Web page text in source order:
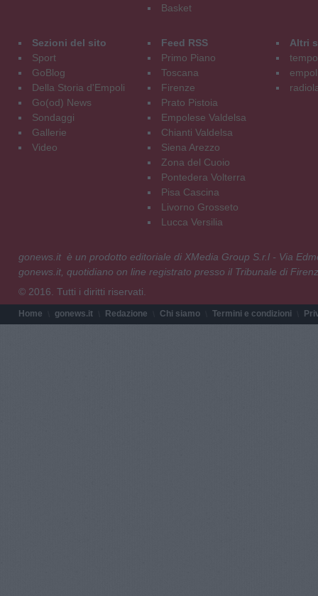
Basket
Sezioni del sito
Sport
GoBlog
Della Storia d'Empoli
Go(od) News
Sondaggi
Gallerie
Video
Feed RSS
Primo Piano
Toscana
Firenze
Prato Pistoia
Empolese Valdelsa
Chianti Valdelsa
Siena Arezzo
Zona del Cuoio
Pontedera Volterra
Pisa Cascina
Livorno Grosseto
Lucca Versilia
Altri
gonews.it è un prodotto editoriale di XMedia Group S.r.l - Via
gonews.it, quotidiano on line registrato presso il Tribunale di
© 2016. Tutti i diritti riservati.
Home gonews.it Redazione Chi siamo Termini e condizioni